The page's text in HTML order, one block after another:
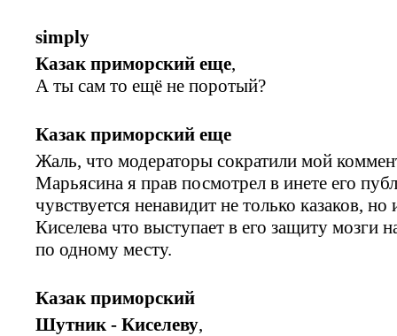
simply
Казак приморский еще,
А ты сам то ещё не поротый?
Казак приморский еще
Жаль, что модераторы сократили мой
Марьясина я прав посмотрел в инете его
чувствуется ненавидит не только казаков,
Киселева что выступает в его защиту мозги
по одному месту.
Казак приморский
Шутник - Киселеву,